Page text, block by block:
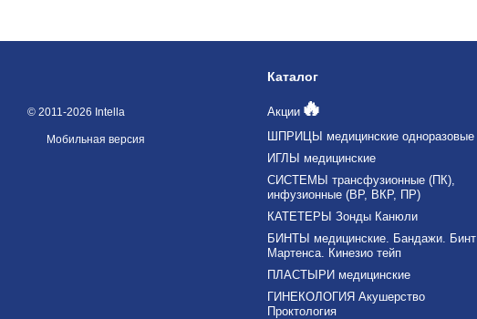
© 2011-2026 Intella
Мобильная версия
Каталог
Акции🔥
ШПРИЦЫ медицинские одноразовые
ИГЛЫ медицинские
СИСТЕМЫ трансфузионные (ПК),
инфузионные (ВР, ВКР, ПР)
КАТЕТЕРЫ Зонды Канюли
БИНТЫ медицинские. Бандажи. Бинт
Мартенса. Кинезио тейп
ПЛАСТЫРИ медицинские
ГИНЕКОЛОГИЯ Акушерство
Проктология